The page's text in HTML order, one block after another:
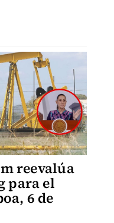
reevalúa
para el
6 de